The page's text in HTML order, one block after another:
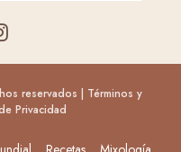
reservados | Términos y
Privacidad